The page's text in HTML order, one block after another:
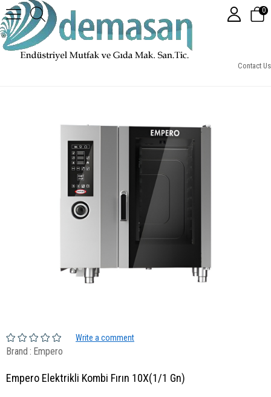
Contact Us
0
Empero Elektrikli Kombi Fırın 10X(1/1 Gn)
Write a comment
Brand : Empero
Empero Elektrikli Kombi Fırın 10X(1/1 Gn)